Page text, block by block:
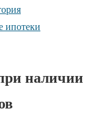
ипотеки
наличии